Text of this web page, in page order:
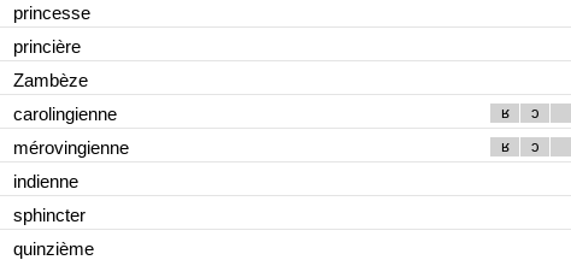
princesse
princière
Zambèze
carolingienne ʁ ɔ
mérovingienne ʁ ɔ
indienne
sphincter
quinzième